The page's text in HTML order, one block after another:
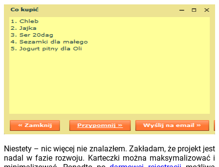
Niestety – nic więcej nie znalazłem. Zakładam, że projekt jest
nadal w fazie rozwoju. Karteczki można maksymalizować i